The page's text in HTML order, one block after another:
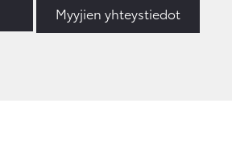
Myyjien yhteystiedot